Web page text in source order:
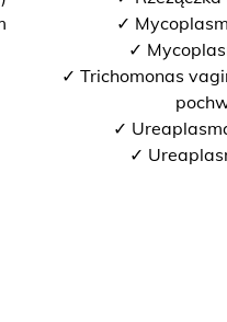
✓
✓
✓ Trichomonas
✓
✓